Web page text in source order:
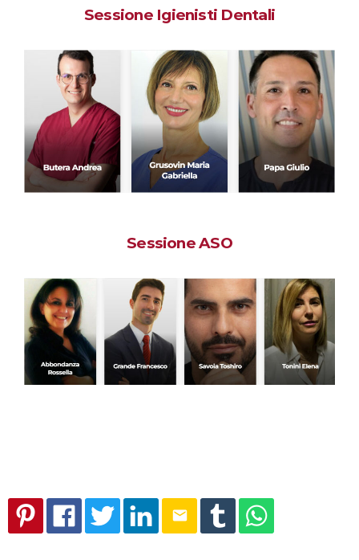
Sessione Igienisti Dentali
Sessione ASO
email